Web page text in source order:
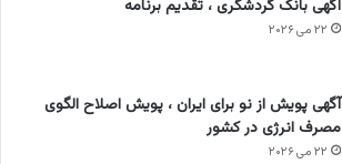
آگهی بانک گردشگری ، تقدیم برنامه
۲۲ می ۲۰۲۶
آگهی پویش از نو برای ایران ، پویش اصلاح الگوی
مصرف انرژی در کشور
۲۲ می ۲۰۲۶